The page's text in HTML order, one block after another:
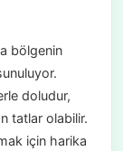
bölgenin
doludur,
tatlar olabilir.
için harika